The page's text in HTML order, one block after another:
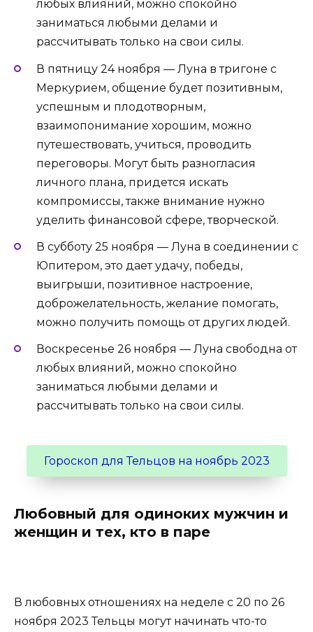
любых влияний, можно спокойно
заниматься любыми делами и
рассчитывать только на свои силы.
В пятницу 24 ноября — Луна в тригоне с
Меркурием, общение будет позитивным,
успешным и плодотворным,
взаимопонимание хорошим, можно
путешествовать, учиться, проводить
переговоры. Могут быть разногласия
личного плана, придется искать
компромиссы, также внимание нужно
уделить финансовой сфере, творческой.
В субботу 25 ноября — Луна в соединении с
Юпитером, это дает удачу, победы,
выигрыши, позитивное настроение,
доброжелательность, желание помогать,
можно получить помощь от других людей.
Воскресенье 26 ноября — Луна свободна от
любых влияний, можно спокойно
заниматься любыми делами и
рассчитывать только на свои силы.
Гороскоп для Тельцов на ноябрь 2023
Любовный для одиноких мужчин и
женщин и тех, кто в паре
В любовных отношениях на неделе с 20 по 26
ноября 2023 Тельцы могут начинать что-то